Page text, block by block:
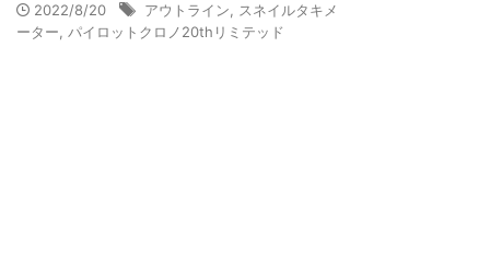
2022/8/20 アウトライン
スネイルタキメ
ーター
パイロットクロノ20thリミテッド